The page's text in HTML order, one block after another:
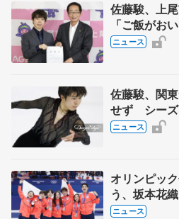
佐藤駿、上
「ご飯がお
力」
ニュース
佐藤駿、関
せず シーズ
ます」
ニュース
オリンピッ
う、坂本花
8月7日に文
ニュース